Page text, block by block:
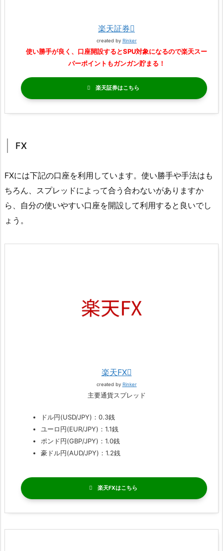
楽天証券
created by Rinker
使い勝手が良く、口座開設するとSPU対象になるので楽天スー
パーポイントもガンガン貯まる！
楽天証券
FX
FXには下記の口座を利用しています。使い勝手や手法はも
ちろん、スプレッドによって合う合わないがありますか
ら、自分の使いやすい口座を開設して利用すると良いでし
ょう。
楽天FX
created by Rinker
主要通貨スプレッド
ドル円(USD/JPY)：0.3銭
ユーロ円(EUR/JPY)：1.1銭
ポンド円(GBP/JPY)：1.0銭
豪ドル円(AUD/JPY)：1.2銭
楽天FX